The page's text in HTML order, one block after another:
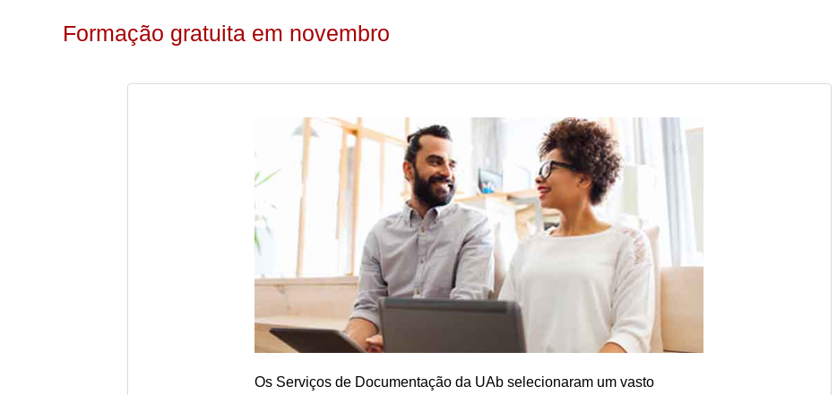
Formação gratuita em novembro
Os Serviços de Documentação da UAb selecionaram um vasto